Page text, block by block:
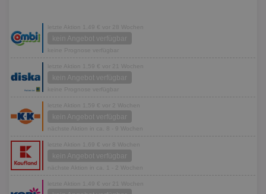
letzte Aktion 1,49 € vor 28 Wochen
kein Angebot verfügbar
keine Prognose verfügbar
letzte Aktion 1,59 € vor 21 Wochen
kein Angebot verfügbar
keine Prognose verfügbar
letzte Aktion 1,59 € vor 2 Wochen
kein Angebot verfügbar
nächste Aktion in ca. 8 - 9 Wochen
letzte Aktion 1,69 € vor 8 Wochen
kein Angebot verfügbar
nächste Aktion in ca. 1 - 2 Wochen
letzte Aktion 1,49 € vor 21 Wochen